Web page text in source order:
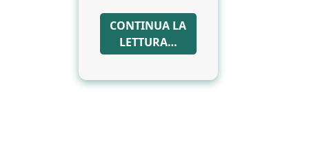
CONTINUA LA
LETTURA…